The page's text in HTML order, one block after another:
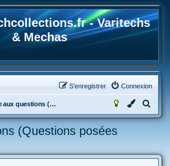
- Varitechs
& Mechas
Connexion
S’enregistrer
Foire aux questions (Questions posées fréquemment)
e
e
(Questions posées